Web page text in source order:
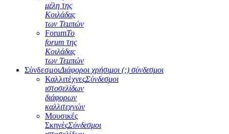
μέλη της
Κοιλάδας
των Τεμπών
ForumΤο
forum της
Κοιλάδας
των Τεμπών
ΣύνδεσμοιΔιάφοροι χρήσιμοι (;) σύνδεσμοι
ΚαλλιτέχνεςΣύνδεσμοι
ιστοσελίδων
διάφορων
καλλιτεχνών
Μουσικές
ΣκηνέςΣύνδεσμοι